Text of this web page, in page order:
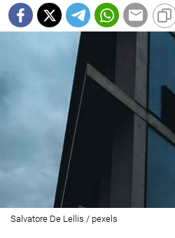
Salvatore De Lellis / pexels